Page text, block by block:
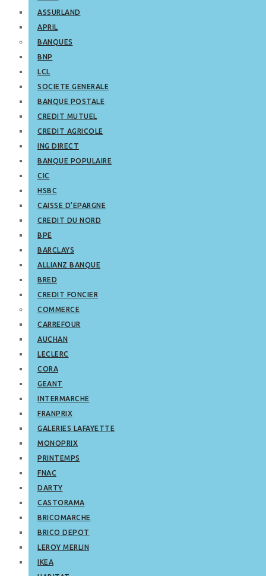
ASSURLAND
APRIL
BANQUES
BNP
LCL
SOCIETE GENERALE
BANQUE POSTALE
CREDIT MUTUEL
CREDIT AGRICOLE
ING DIRECT
BANQUE POPULAIRE
CIC
HSBC
CAISSE D’EPARGNE
CREDIT DU NORD
BPE
BARCLAYS
ALLIANZ BANQUE
BRED
CREDIT FONCIER
COMMERCE
CARREFOUR
AUCHAN
LECLERC
CORA
GEANT
INTERMARCHE
FRANPRIX
GALERIES LAFAYETTE
MONOPRIX
PRINTEMPS
FNAC
DARTY
CASTORAMA
BRICOMARCHE
BRICO DEPOT
LEROY MERLIN
IKEA